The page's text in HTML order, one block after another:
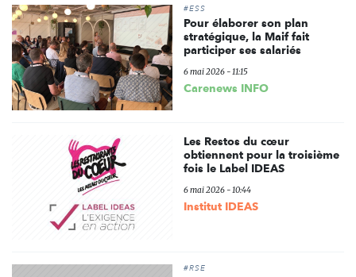
#ESS
Pour élaborer son plan
stratégique, la Maif fait
participer ses salariés
6 mai 2026 - 11:15
Carenews INFO
Les Restos du cœur
obtiennent pour la troisième
fois le Label IDEAS
6 mai 2026 - 10:44
Institut IDEAS
#RSE